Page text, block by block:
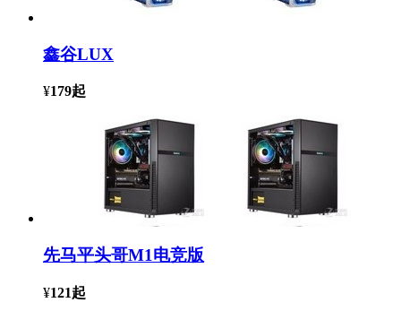
鑫谷LUX
¥179起
先马平头哥M1电竞版
¥121起